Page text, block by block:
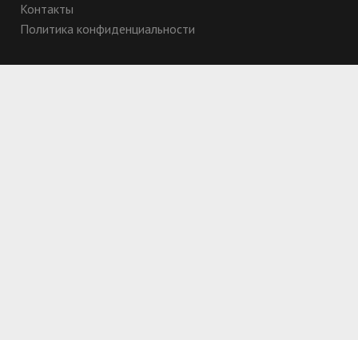
Контакты
Политика конфиденциальности